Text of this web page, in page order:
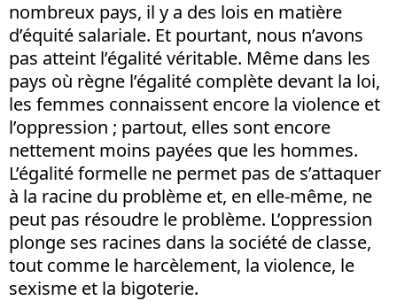
nombreux pays, il y a des lois en matière
d’équité salariale. Et pourtant, nous n’avons
pas atteint l’égalité véritable. Même dans les
pays où règne l’égalité complète devant la loi,
les femmes connaissent encore la violence et
l’oppression ; partout, elles sont encore
nettement moins payées que les hommes.
L’égalité formelle ne permet pas de s’attaquer
à la racine du problème et, en elle-même, ne
peut pas résoudre le problème. L’oppression
plonge ses racines dans la société de classe,
tout comme le harcèlement, la violence, le
sexisme et la bigoterie.